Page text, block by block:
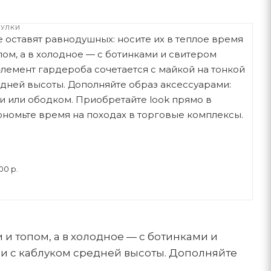
равнодушных: носите их в теплое время
а в холодное — с ботинками и свитером
гардероба сочетается с майкой на тонкой
высоты. Дополняйте образ аксессуарами:
или ободком. Приобретайте look прямо в
время на походах в торговые комплексы.
р.
топом, а в холодное — с ботинками и
с каблуком средней высоты. Дополняйте